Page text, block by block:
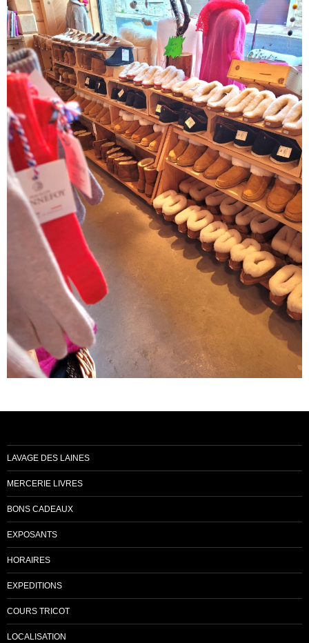
LAVAGE DES LAINES
MERCERIE LIVRES
BONS CADEAUX
EXPOSANTS
HORAIRES
EXPEDITIONS
COURS TRICOT
LOCALISATION